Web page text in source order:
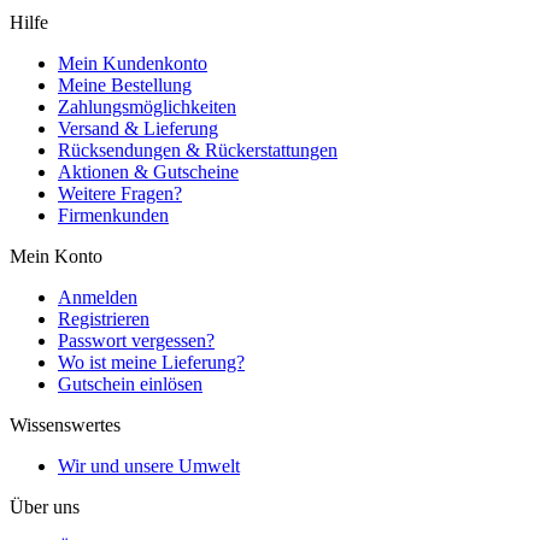
Hilfe
Mein Kundenkonto
Meine Bestellung
Zahlungsmöglichkeiten
Versand & Lieferung
Rücksendungen & Rückerstattungen
Aktionen & Gutscheine
Weitere Fragen?
Firmenkunden
Mein Konto
Anmelden
Registrieren
Passwort vergessen?
Wo ist meine Lieferung?
Gutschein einlösen
Wissenswertes
Wir und unsere Umwelt
Über uns